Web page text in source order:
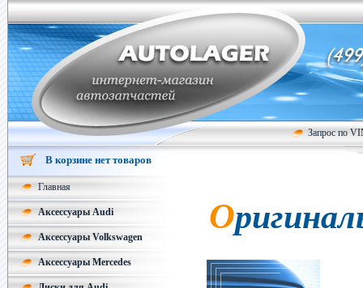
Запрос по
В корзине нет товаров
Главная
Аксессуары Audi
Аксессуары Volkswagen
Аксессуары Mercedes